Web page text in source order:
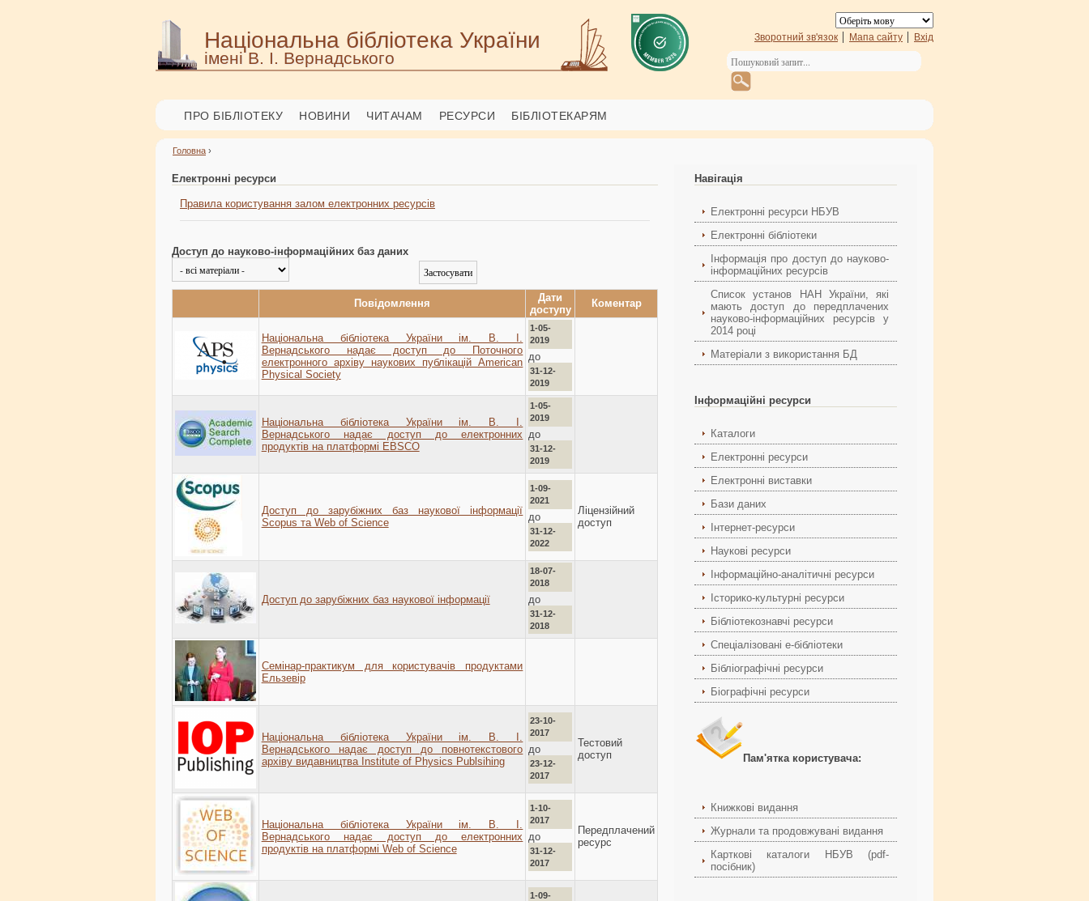
Національна бібліотека України
імені В. І. Вернадського
Зворотний зв'язок Мапа сайту Вхід
ПРО БІБЛІОТЕКУ НОВИНИ ЧИТАЧАМ РЕСУРСИ БІБЛІОТЕКАРЯМ
Головна ›
Електронні ресурси
Правила користування залом електронних ресурсів
Доступ до науково-інформаційних баз даних
Повідомлення
Дати
доступу
Коментар
Національна бібліотека України ім. В. І.
Вернадського надає доступ до Поточного
електронного архіву наукових публікацій American
Physical Society
1-05-
2019
до
31-12-
2019
Національна бібліотека України ім. В. І.
Вернадського надає доступ до електронних
продуктів на платформі EBSCO
1-05-
2019
до
31-12-
2019
Доступ до зарубіжних баз наукової інформації
Scopus та Web of Science
1-09-
2021
до
31-12-
2022
Ліцензійний
доступ
Доступ до зарубіжних баз наукової інформації
18-07-
2018
до
31-12-
2018
Семінар-практикум для користувачів продуктами
Ельзевір
Національна бібліотека України ім. В. І.
Вернадського надає доступ до повнотекстового
архіву видавництва Institute of Physics Publsihing
23-10-
2017
до
23-12-
2017
Тестовий
доступ
Національна бібліотека України ім. В. І.
Вернадського надає доступ до електронних
продуктів на платформі Web of Science
1-10-
2017
до
31-12-
2017
Передплачений
ресурс
1-09-
Навігація
Електронні ресурси НБУВ
Електронні бібліотеки
Інформація про доступ до науково-
інформаційних ресурсів
Список установ НАН України, які
мають доступ до передплачених
науково-інформаційних ресурсів у
2014 році
Матеріали з використання БД
Інформаційні ресурси
Каталоги
Електронні ресурси
Електронні виставки
Бази даних
Інтернет-ресурси
Наукові ресурси
Інформаційно-аналітичні ресурси
Історико-культурні ресурси
Бібліотекознавчі ресурси
Спеціалізовані е-бібліотеки
Бібліографічні ресурси
Біографічні ресурси
Пам'ятка користувача:
Книжкові видання
Журнали та продовжувані видання
Карткові каталоги НБУВ (pdf-
посібник)